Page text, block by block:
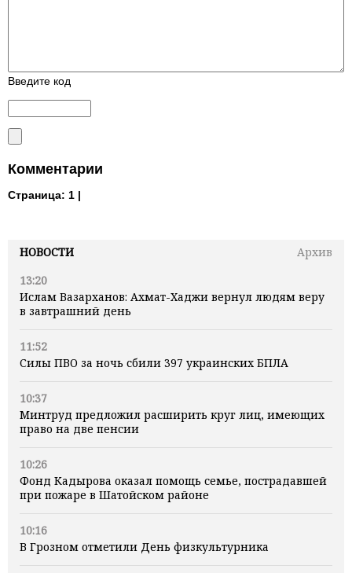
НОВОСТИ
Архив
13:20
Ислам Вазарханов: Ахмат-Хаджи вернул людям веру
в завтрашний день
11:52
Силы ПВО за ночь сбили 397 украинских БПЛА
10:37
Минтруд предложил расширить круг лиц, имеющих
право на две пенсии
10:26
Фонд Кадырова оказал помощь семье, пострадавшей
при пожаре в Шатойском районе
10:16
В Грозном отметили День физкультурника
Введите код
Комментарии
Страница: 1 |